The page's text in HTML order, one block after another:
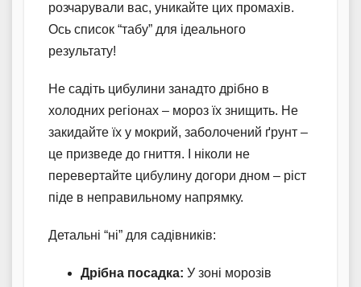
розчарували вас, уникайте цих промахів.
Ось список “табу” для ідеального
результату!
Не садіть цибулини занадто дрібно в
холодних регіонах – мороз їх знищить. Не
закидайте їх у мокрий, заболочений ґрунт –
це призведе до гниття. І ніколи не
перевертайте цибулину догори дном – ріст
піде в неправильному напрямку.
Детальні “ні” для садівників:
Дрібна посадка: У зоні морозів